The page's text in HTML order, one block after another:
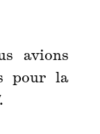
avions
pour la